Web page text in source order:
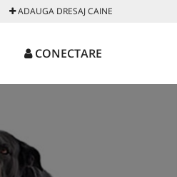
ADAUGA DRESAJ CAINE
CONECTARE